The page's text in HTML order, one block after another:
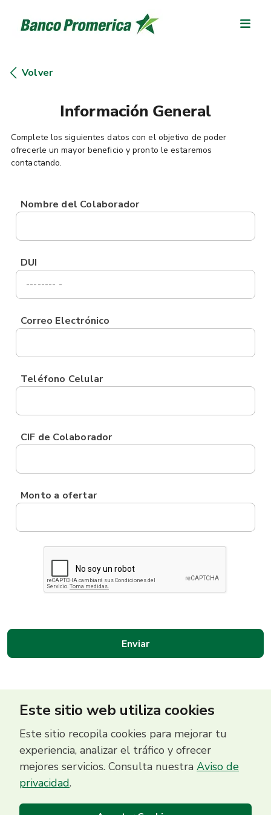
Volver
Información General
Complete los siguientes datos con el objetivo de poder
ofrecerle un mayor beneficio y pronto le estaremos
contactando.
Nombre del Colaborador
DUI
Correo Electrónico
Teléfono Celular
CIF de Colaborador
Monto a ofertar
Este sitio web utiliza cookies
Este sitio recopila cookies para mejorar tu
experiencia, analizar el tráfico y ofrecer
mejores servicios. Consulta nuestra Aviso de
privacidad.